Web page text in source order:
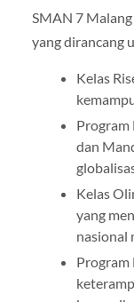
SMAN 7
yang dirancang
Kelas
Program
dan
Kelas
yang
nasional
Program